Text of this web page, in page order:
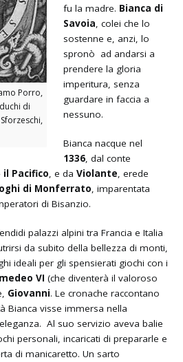
Porro,
di
fu la madre. Bianca di
Savoia , colei che lo
sostenne e, anzi, lo
spronò ad andarsi a
prendere la gloria
imperitura, senza
guardare in faccia a
nessuno.
Bianca nacque nel
1336, dal conte
il Pacifico, e daViolante, erede
di Monferrato, imparentata
di Bisanzio.
palazzi alpini tra Francia e Italia
da subito della bellezza di monti,
ideali per gli spensierati giochi con i
VI (che diventerà il valoroso
Giovanni. Le cronache raccontano
Bianca visse immersa nella
Al suo servizio aveva balie
personali, incaricati di prepararle e
di manicaretto. Un sarto